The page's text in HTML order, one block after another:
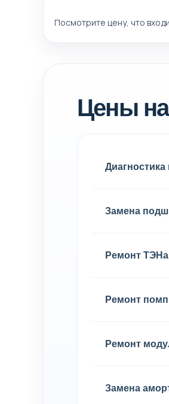
Посмотрите цену, что
Цены
Замена
Ремонт
Ремонт
Ремонт
Замена